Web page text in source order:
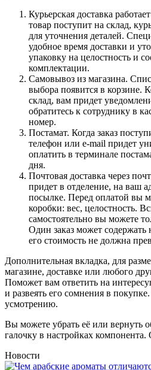
Курьерская доставка
товар поступит на склад,
для уточнения деталей.
удобное время доставки и
упаковку на целостность и
комплектации.
Самовывоз из магазина.
выбора появится в корзине.
склад, вам придет
обратитесь к сотруднику в
номер.
Постамат. Когда заказ
телефон или e-mail придет
оплатить в терминале
дня.
Почтовая доставка через
придет в отделение, на ваш
посылке. Перед оплатой вы
коробки: вес, целостность.
самостоятельно вы можете
Один заказ может
его стоимость не должна
Дополнительная вкладка, для
магазине, доставке или любого
Поможет вам ответить на
и развеять его сомнения в
усмотрению.
Вы можете убрать её или вернуть
галочку в настройках компонента.
Новости